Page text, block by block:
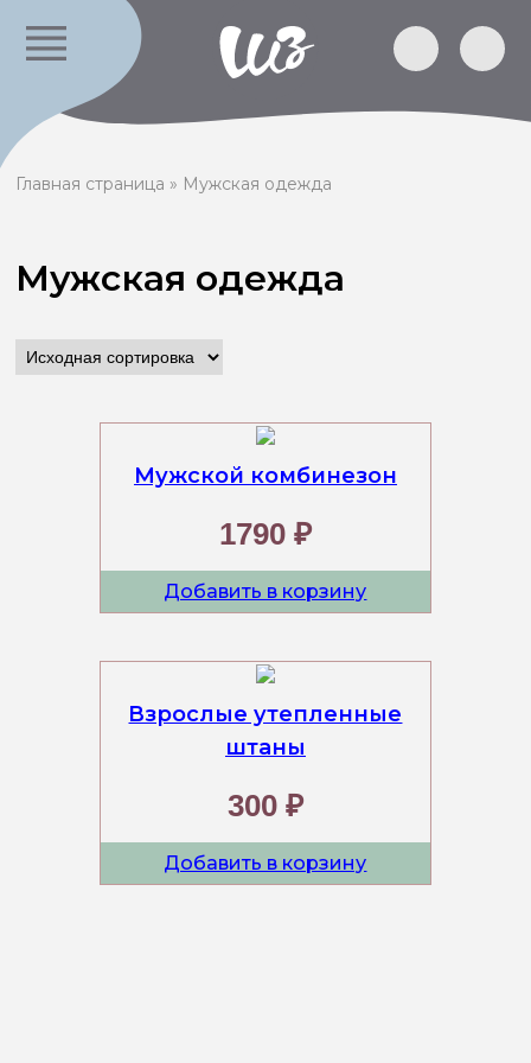
Главная страница » Мужская одежда
Мужская одежда
Мужской комбинезон
1790 ₽
Добавить в корзину
Взрослые утепленные
штаны
300 ₽
Добавить в корзину